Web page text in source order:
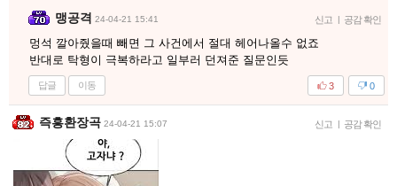
맹공격 24-04-21 15:41 신고 | 공감 확인
멍석 깔아줬을때 빼면 그 사건에서 절대 헤어나올수 없죠
반대로 탁형이 극복하라고 일부러 던져준 질문인듯
답글 이동 0
3
즉흥환장곡 24-04-21 15:07 신고 | 공감 확인